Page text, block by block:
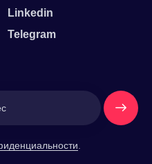
Linkedin
Telegram
Напишит